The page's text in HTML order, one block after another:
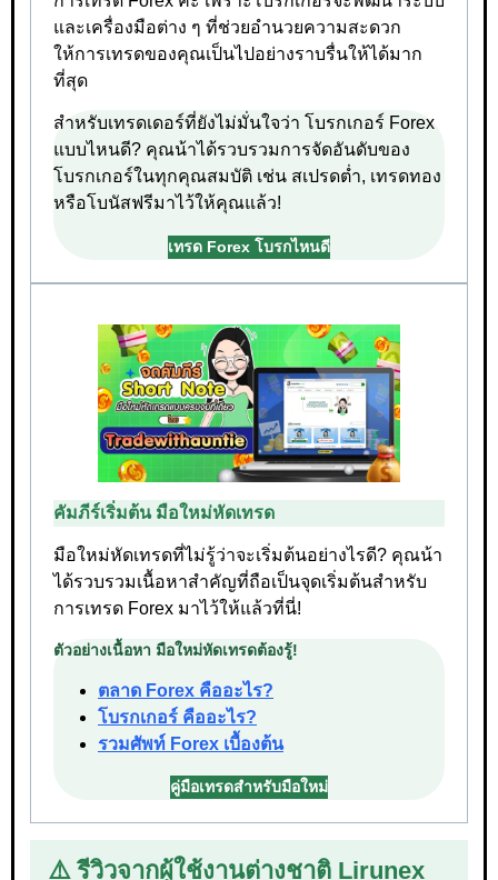
และเครื่องมือต่าง ๆ ที่ช่วยอำนวยความสะดวก
ให้การเทรดของคุณเป็นไปอย่างราบรื่นให้ได้มาก
ที่สุด
สำหรับเทรดเดอร์ที่ยังไม่มั่นใจว่า โบรกเกอร์ Forex
แบบไหนดี? คุณน้าได้รวบรวมการจัดอันดับของ
โบรกเกอร์ในทุกคุณสมบัติ เช่น สเปรดต่ำ, เทรดทอง
หรือโบนัสฟรีมาไว้ให้คุณแล้ว!
เทรด Forex โบรกไหนดี
คัมภีร์เริ่มต้น มือใหม่หัดเทรด
มือใหม่หัดเทรดที่ไม่รู้ว่าจะเริ่มต้นอย่างไรดี? คุณน้า
ได้รวบรวมเนื้อหาสำคัญที่ถือเป็นจุดเริ่มต้นสำหรับ
การเทรด Forex มาไว้ให้แล้วที่นี่!
ตัวอย่างเนื้อหา มือใหม่หัดเทรดต้องรู้!
ตลาด Forex คืออะไร?
โบรกเกอร์ คืออะไร?
รวมศัพท์ Forex เบื้องต้น
คู่มือเทรดสำหรับมือใหม่
⚠️ รีวิวจากผู้ใช้งานต่างชาติ Lirunex